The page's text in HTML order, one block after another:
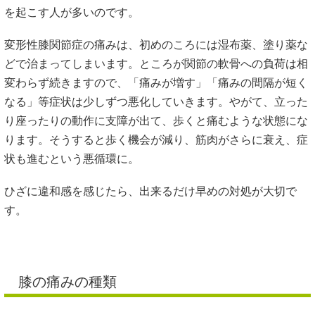
を起こす人が多いのです。
変形性膝関節症の痛みは、初めのころには湿布薬、塗り薬な
どで治まってしまいます。ところが関節の軟骨への負荷は相
変わらず続きますので、「痛みが増す」「痛みの間隔が短く
なる」等症状は少しずつ悪化していきます。やがて、立った
り座ったりの動作に支障が出て、歩くと痛むような状態にな
ります。そうすると歩く機会が減り、筋肉がさらに衰え、症
状も進むという悪循環に。
ひざに違和感を感じたら、出来るだけ早めの対処が大切で
す。
膝の痛みの種類